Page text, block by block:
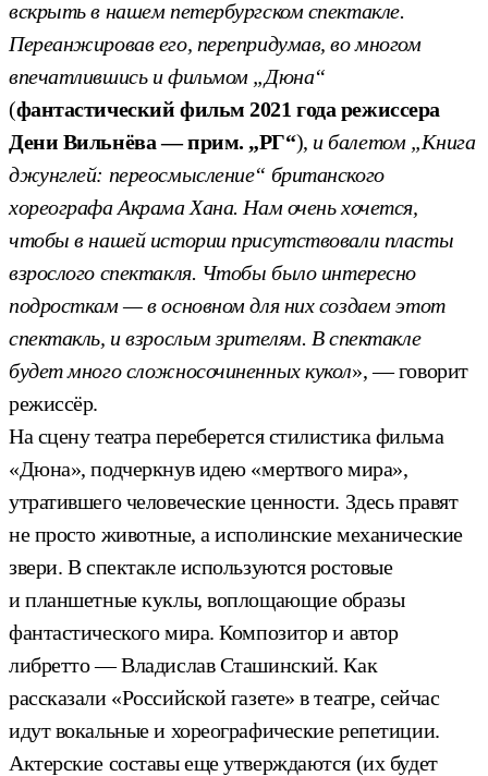
вскрыть в нашем петербургском спектакле.
Переанжировав его, перепридумав, во многом
впечатлившись и фильмом „Дюна“
(фантастический фильм 2021 года режиссера
Дени Вильнёва — прим. „РГ“), и балетом „Книга
джунглей: переосмысление“ британского
хореографа Акрама Хана. Нам очень хочется,
чтобы в нашей истории присутствовали пласты
взрослого спектакля. Чтобы было интересно
подросткам — в основном для них создаем этот
спектакль, и взрослым зрителям. В спектакле
будет много сложносочиненных кукол», — говорит
режиссёр.
На сцену театра переберется стилистика фильма
«Дюна», подчеркнув идею «мертвого мира»,
утратившего человеческие ценности. Здесь правят
не просто животные, а исполинские механические
звери. В спектакле используются ростовые
и планшетные куклы, воплощающие образы
фантастического мира. Композитор и автор
либретто — Владислав Сташинский. Как
рассказали «Российской газете» в театре, сейчас
идут вокальные и хореографические репетиции.
Актерские составы еще утверждаются (их будет